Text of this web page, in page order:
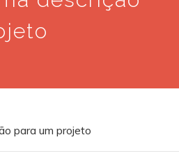
para um projeto